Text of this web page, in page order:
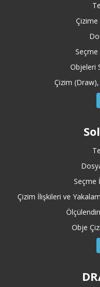
Çizime
Seçme
Objeleri
Çizim
Seçme
Çizim İlişkileri ve
Obje